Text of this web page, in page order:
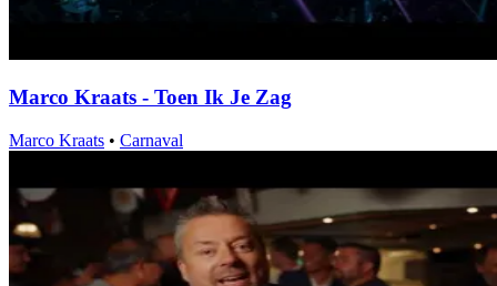
Marco Kraats - Toen Ik Je Zag
Marco Kraats • Carnaval